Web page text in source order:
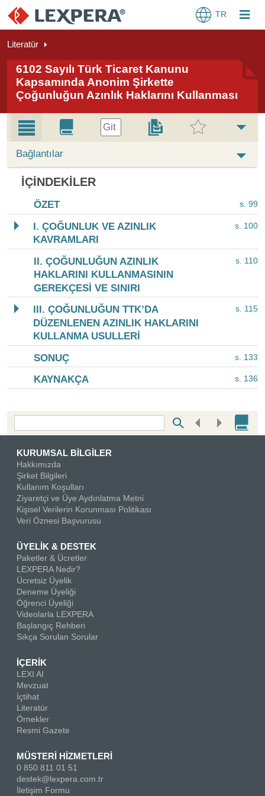
TR
Literatür
6102 Sayılı Türk Ticaret Kanunu
Kapsamında Anonim Şirkette
Çoğunluğun Azınlık Haklarını Kullanması
Git
Bağlantılar
İÇINDEKILER
ÖZET s. 99
I. ÇOĞUNLUK VE AZINLIK
KAVRAMLARI
s. 100
II. ÇOĞUNLUĞUN AZINLIK
HAKLARINI KULLANMASININ
GEREKÇESİ VE SINIRI
s. 110
III. ÇOĞUNLUĞUN TTK’DA
DÜZENLENEN AZINLIK HAKLARINI
KULLANMA USULLERİ
s. 115
SONUÇ s. 133
KAYNAKÇA s. 136
Bottom Search Toolbar Highlight Text
KURUMSAL BİLGİLER
Hakkımızda
Şirket Bilgileri
Kullanım Koşulları
Ziyaretçi ve Üye Aydınlatma Metni
Kişisel Verilerin Korunması Politikası
Veri Öznesi Başvurusu
ÜYELİK & DESTEK
Paketler & Ücretler
LEXPERA Nedir?
Ücretsiz Üyelik
Deneme Üyeliği
Öğrenci Üyeliği
Videolarla LEXPERA
Başlangıç Rehberi
Sıkça Sorulan Sorular
İÇERİK
LEXI AI
Mevzuat
İçtihat
Literatür
Örnekler
Resmi Gazete
MÜSTERİ HİZMETLERİ
0 850 811 01 51
destek@lexpera.com.tr
İletişim Formu